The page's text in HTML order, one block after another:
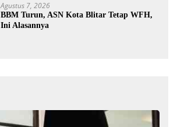
Agustus 7, 2026
BBM Turun, ASN Kota Blitar Tetap WFH,
Ini Alasannya